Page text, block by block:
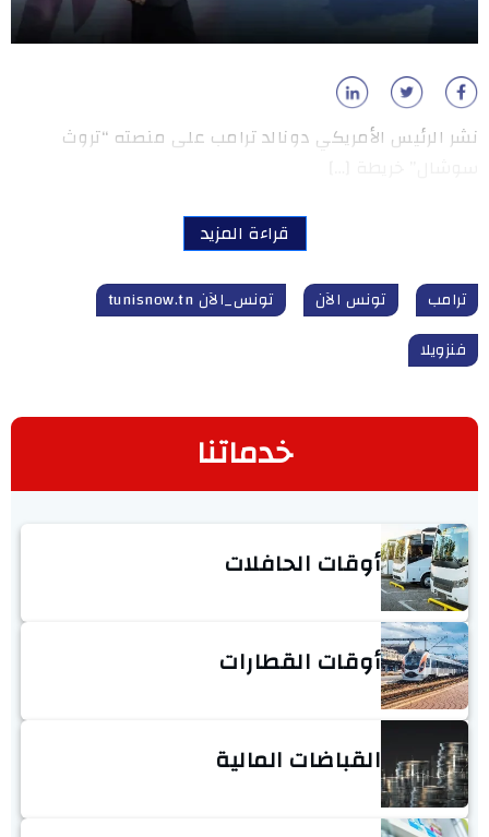
نشر الرئيس الأمريكي دونالد ترامب على منصته “تروث
قراءة المزيد
ترامب تونس الآن
تونس_الآن tunisnow.tn
فنزويلا
خدماتنا
أوقات الحافلات
أوقات القطارات
القباضات المالية